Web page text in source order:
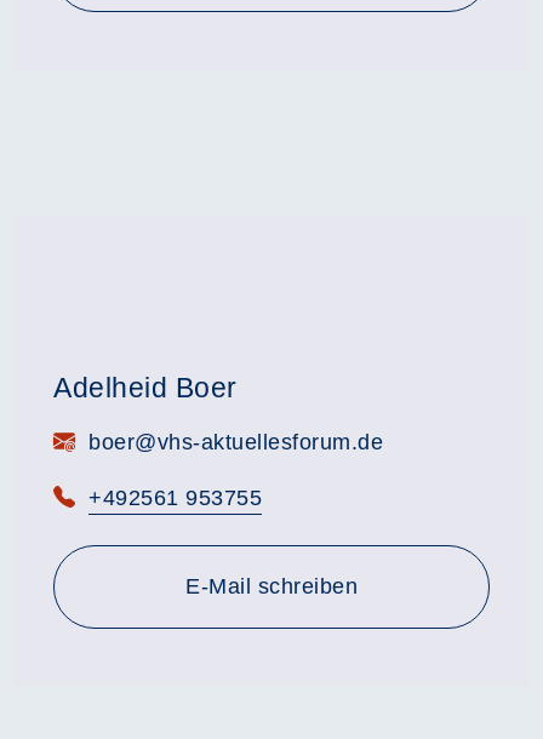
Adelheid Boer
E-Mail:boer@vhs-aktuellesforum.de
Telefon:
+492561 953755
E-Mail schreiben